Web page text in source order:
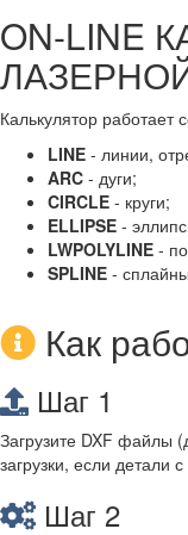
ON-LINE
Калькулятор
LINE - линии,
ARC - дуги;
CIRCLE - круги;
ELLIPSE -
LWPOLYLINE -
SPLINE -
Как
Шаг 1
Загрузите DXF файлы
загрузки, если детали
Шаг 2